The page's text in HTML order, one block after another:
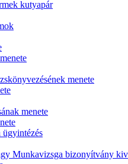
kutyapár
menete
menete
ügyintézés
Munkavizsga bizonyítvány